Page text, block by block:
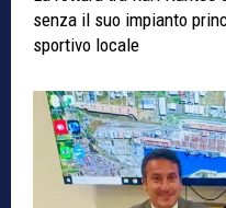
senza il suo impianto
sportivo locale